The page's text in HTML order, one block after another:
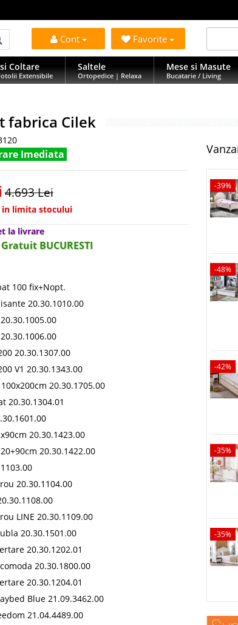
Cont Favorite
Coltare
Extensibile
Saltele
Ortopedice | Relaxa
Mese si Masute
Bucatarie / Living
fabrica Cilek
Imediata
4.693 Lei
limita stocului
la livrare
BUCURESTI
100 fix+Nopt.
20.30.1010.00
20.30.1307.00
V1 20.30.1343.00
20.30.1705.00
20.30.1304.01
20.30.1423.00
20.30.1422.00
20.30.1104.00
LINE 20.30.1109.00
20.30.1501.00
20.30.1202.01
20.30.1800.00
20.30.1204.01
Blue 21.09.3462.00
21.04.4489.00
-39%
-48%
-42%
-35%
-35%